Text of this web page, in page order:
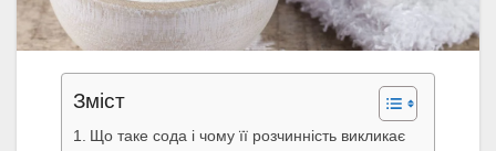
Зміст
Що таке сода і чому її розчинність викликає